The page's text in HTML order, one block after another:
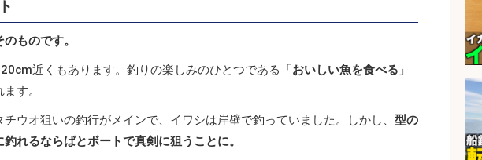
ものです。
近くもあります。釣りの楽しみのひとつである「おいしい魚を食べる 」
す。
ウオ狙いの釣行がメインで、イワシは岸壁で釣っていました。しかし、 型の
れるならばとボートで真剣に狙うことに。